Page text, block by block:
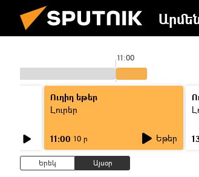
11:00
Ուղիղ եթեր
Լուրեր
11:00 10 ր Եթեր
Երեկ Այսօր